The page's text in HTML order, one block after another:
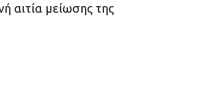
αιτία μείωσης της